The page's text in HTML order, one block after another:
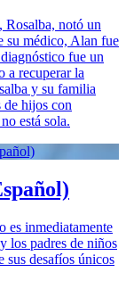
Rosalba, notó un
su médico, Alan fue
fue un
a recuperar la
y su familia
de hijos con
está sola.
es inmediatamente
los padres de niños
sus desafíos únicos